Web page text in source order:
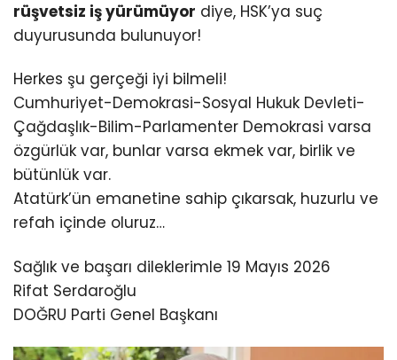
rüşvetsiz iş yürümüyor diye, HSK’ya suç
duyurusunda bulunuyor!
Herkes şu gerçeği iyi bilmeli!
Cumhuriyet-Demokrasi-Sosyal Hukuk Devleti-
Çağdaşlık-Bilim-Parlamenter Demokrasi varsa
özgürlük var, bunlar varsa ekmek var, birlik ve
bütünlük var.
Atatürk’ün emanetine sahip çıkarsak, huzurlu ve
refah içinde oluruz…
Sağlık ve başarı dileklerimle 19 Mayıs 2026
Rifat Serdaroğlu
DOĞRU Parti Genel Başkanı